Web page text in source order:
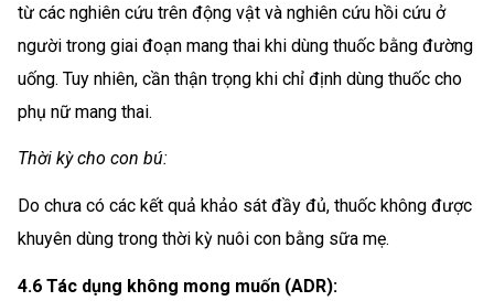
từ các nghiên cứu trên động vật và nghiên cứu hồi cứu ở
người trong giai đoạn mang thai khi dùng thuốc bằng đường
uống. Tuy nhiên, cần thận trọng khi chỉ định dùng thuốc cho
phụ nữ mang thai.
Thời kỳ cho con bú:
Do chưa có các kết quả khảo sát đầy đủ, thuốc không được
khuyên dùng trong thời kỳ nuôi con bằng sữa mẹ.
4.6 Tác dụng không mong muốn (ADR):